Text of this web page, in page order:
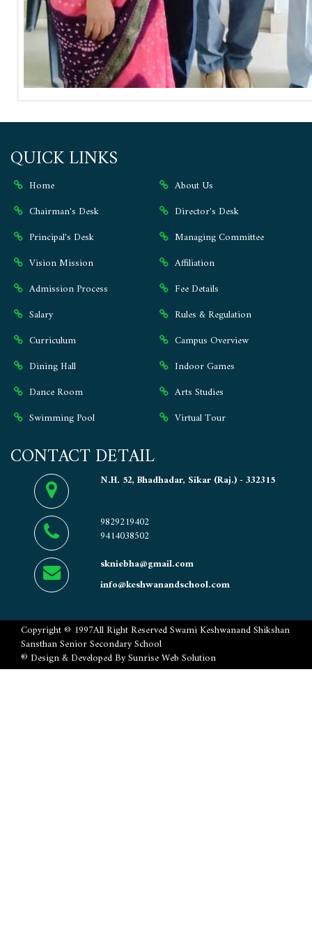
QUICK LINKS
Home
About Us
Chairman's Desk
Director's Desk
Principal's Desk
Managing Committee
Vision Mission
Affiliation
Admission Process
Fee Details
Salary
Rules & Regulation
Curriculum
Campus Overview
Dining Hall
Indoor Games
Dance Room
Arts Studies
Swimming Pool
Virtual Tour
CONTACT DETAIL
N.H. 52, Bhadhadar, Sikar (Raj.) - 332315
9829219402
9414038502
skniebha@gmail.com
info@keshwanandschool.com
Copyright © 1997All Right ReservedSwami Keshwanand Shikshan
Sansthan Senior Secondary School
® Design & Developed BySunrise Web Solution